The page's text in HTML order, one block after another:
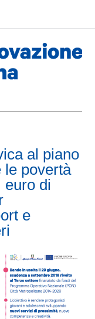
al piano
le povertà
euro di
e